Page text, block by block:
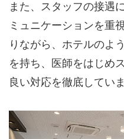
また、スタッフの接遇
ミュニケーションを重
りながら、ホテルのよ
を持ち、医師をはじめ
良い対応を徹底していま